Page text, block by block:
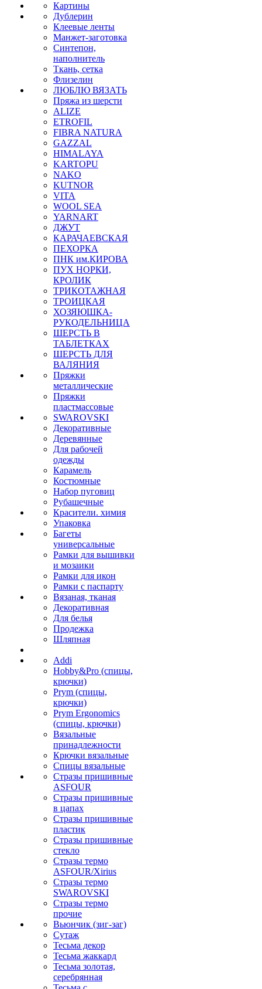
Картины
Дублерин
Клеевые ленты
Манжет-заготовка
Синтепон,
наполнитель
Ткань, сетка
Флизелин
ЛЮБЛЮ ВЯЗАТЬ
Пряжа из шерсти
ALIZE
ETROFIL
FIBRA NATURA
GAZZAL
HIMALAYA
KARTOPU
NAKO
KUTNOR
VITA
WOOL SEA
YARNART
ДЖУТ
КАРАЧАЕВСКАЯ
ПЕХОРКА
ПНК им.КИРОВА
ПУХ НОРКИ,
КРОЛИК
ТРИКОТАЖНАЯ
ТРОИЦКАЯ
ХОЗЯЮШКА-
РУКОДЕЛЬНИЦА
ШЕРСТЬ В
ТАБЛЕТКАХ
ШЕРСТЬ ДЛЯ
ВАЛЯНИЯ
Пряжки
металлические
Пряжки
пластмассовые
SWAROVSKI
Декоративные
Деревянные
Для рабочей
одежды
Карамель
Костюмные
Набор пуговиц
Рубашечные
Красители. химия
Упаковка
Багеты
универсальные
Рамки для вышивки
и мозаики
Рамки для икон
Рамки с паспарту
Вязаная, тканая
Декоративная
Для белья
Продежка
Шляпная
Addi
Hobby&Pro (спицы,
крючки)
Prym (спицы,
крючки)
Prym Ergonomics
(спицы, крючки)
Вязальные
принадлежности
Крючки вязальные
Спицы вязальные
Стразы пришивные
ASFOUR
Стразы пришивные
в цапах
Стразы пришивные
пластик
Стразы пришивные
стекло
Стразы термо
ASFOUR/Xirius
Стразы термо
SWAROVSKI
Стразы термо
прочие
Вьюнчик (зиг-заг)
Сутаж
Тесьма декор
Тесьма жаккард
Тесьма золотая,
серебрянная